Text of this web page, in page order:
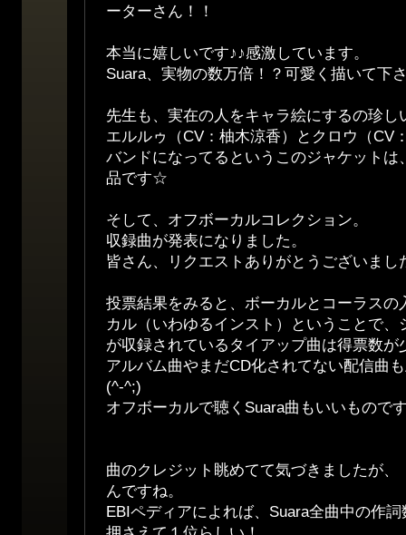
ーターさん！！
本当に嬉しいです♪♪感激しています。
Suara、実物の数万倍！？可愛く描いて下
先生も、実在の人をキャラ絵にするの珍し
エルルゥ（CV：柚木涼香）とクロウ（CV
バンドになってるというこのジャケットは
品です☆
そして、オフボーカルコレクション。
収録曲が発表になりました。
皆さん、リクエストありがとうございまし
投票結果をみると、ボーカルとコーラスの
カル（いわゆるインスト）ということで
が収録されているタイアップ曲は得票数が
アルバム曲やまだCD化されてない配信曲
(^-^;)
オフボーカルで聴くSuara曲もいいもので
曲のクレジット眺めてて気づきましたが、
んですね。
EBIペディアによれば、Suara全曲中の作